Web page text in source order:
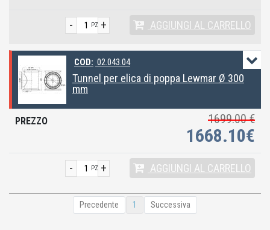
+
- PZ AGGIUNGI AL CARRELLO
COD: 02.043.04
Tunnel per elica di poppa Lewmar Ø 300
mm
1699.00 €
1668.10€
+
- PZ AGGIUNGI AL CARRELLO
Precedente 1 Successiva